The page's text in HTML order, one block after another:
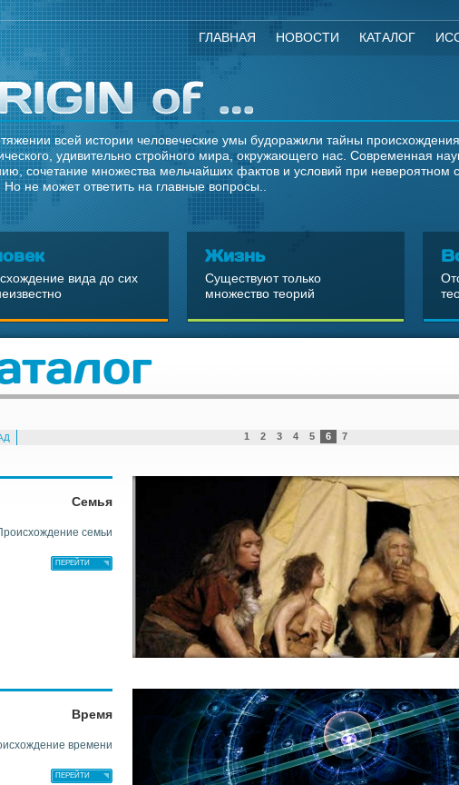
ГЛАВНАЯ НОВОСТИ КАТАЛОГ
всей истории человеческие умы будоражили тайны происхождения
удивительно стройного мира, окружающего нас. Современная
сочетание множества мельчайших фактов и условий при невероятном
не может ответить на главные вопросы..
вида до сих
Жизнь
Существуют только
множество теорий
Найти
1 2 3 4 5 6 7
Семья
семьи
ПЕРЕЙТИ
Время
времени
ПЕРЕЙТИ